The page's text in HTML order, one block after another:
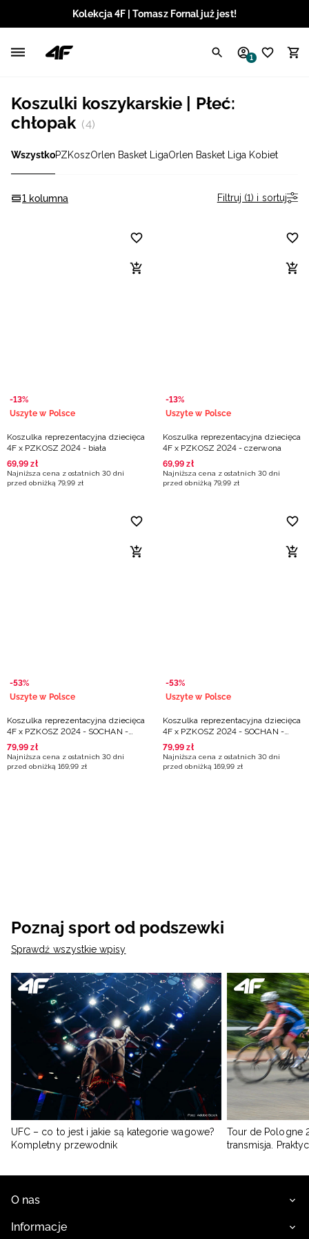
Kolekcja 4F | Tomasz Fornal już jest!
1
Koszulki koszykarskie | Płeć:
chłopak (4)
WszystkoPZKoszOrlen Basket LigaOrlen Basket Liga Kobiet
1 kolumna Filtruj (1) i sortuj
-13%
Uszyte w Polsce
Koszulka reprezentacyjna dziecięca
4F x PZKOSZ 2024 - biała
69,99 zł
Najniższa cena z ostatnich 30 dni
przed obniżką 79,99 zł
-13%
Uszyte w Polsce
Koszulka reprezentacyjna dziecięca
4F x PZKOSZ 2024 - czerwona
69,99 zł
Najniższa cena z ostatnich 30 dni
przed obniżką 79,99 zł
-53%
Uszyte w Polsce
Koszulka reprezentacyjna dziecięca
4F x PZKOSZ 2024 - SOCHAN -
biała
79,99 zł
Najniższa cena z ostatnich 30 dni
przed obniżką 169,99 zł
-53%
Uszyte w Polsce
Koszulka reprezentacyjna dziecięca
4F x PZKOSZ 2024 - SOCHAN -
czerwona
79,99 zł
Najniższa cena z ostatnich 30 dni
przed obniżką 169,99 zł
Poznaj sport od podszewki
Sprawdź wszystkie wpisy
UFC – co to jest i jakie są kategorie wagowe?
Kompletny przewodnik
Tour de Pologne
transmisja.
O nas
Informacje
Angielski / USD
Słowacki / EUR